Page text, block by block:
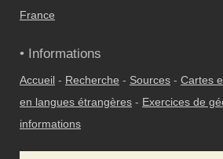
France
• Informations
Accueil - Recherche - Sources - Cartes
en langues étrangères - Exercices de
informations